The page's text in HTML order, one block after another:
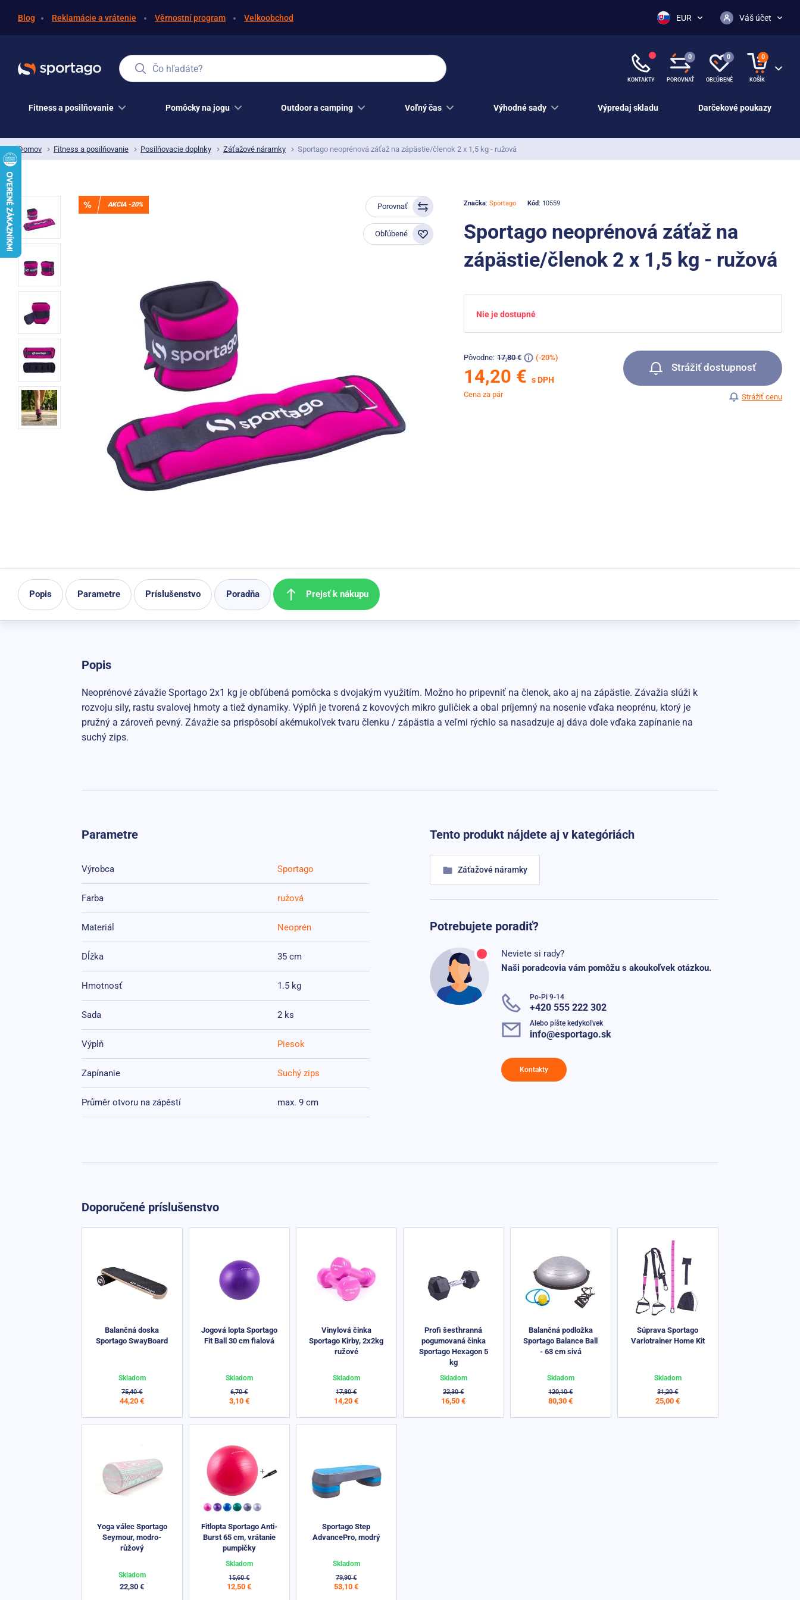
Blog Reklamácie a vrátenie Věrnostní program Velkoobchod EUR Váš účet
KONTAKTY
0
POROVNAŤ
0
OBĽÚBENÉ
0
KOŠÍK
Čo hľadáte?
Fitness a posilňovanie Pomôcky na jogu Outdoor a camping Voľný čas Výhodné sady Výpredaj skladu Darčekové poukazy
Domov Fitness a posilňovanie Posilňovacie doplnky Záťažové náramky Sportago neoprénová záťaž na zápästie/členok 2 x 1,5 kg - ružová
Značka: Sportago Kód: 10559
Sportago neoprénová záťaž na
zápästie/členok 2 x 1,5 kg - ružová
Nie je dostupné
Pôvodne: 17,80 € (-20%)
14,20 € s DPH
Cena za pár
Strážiť dostupnosť
Strážiť cenu
AKCIA -20% Porovnať
Obľúbené
Popis Parametre Príslušenstvo Poradňa Prejsť k nákupu
Popis
Neoprénové závažie Sportago 2x1 kg je obľúbená pomôcka s dvojakým využitím. Možno ho pripevniť na členok, ako aj na zápästie. Závažia slúži k
rozvoju sily, rastu svalovej hmoty a tiež dynamiky. Výplň je tvorená z kovových mikro guličiek a obal príjemný na nosenie vďaka neoprénu, ktorý je
pružný a zároveň pevný. Závažie sa prispôsobí akémukoľvek tvaru členku / zápästia a veľmi rýchlo sa nasadzuje aj dáva dole vďaka zapínanie na
suchý zips.
Parametre
Výrobca Sportago
Farba ružová
Materiál Neoprén
Dĺžka 35 cm
Hmotnosť 1.5 kg
Sada 2 ks
Výplň Piesok
Zapínanie Suchý zips
Průměr otvoru na zápěstí max. 9 cm
Tento produkt nájdete aj v kategóriách
Záťažové náramky
Potrebujete poradiť?
Neviete si rady?
Naši poradcovia vám pomôžu s akoukoľvek otázkou.
Po-Pi 9-14
+420 555 222 302
Alebo píšte kedykoľvek
info@esportago.sk
Kontakty
Doporučené príslušenstvo
Balančná doska
Sportago SwayBoard
75,40 €
44,20 €
Skladom
Jogová lopta Sportago
Fit Ball 30 cm fialová
6,70 €
3,10 €
Skladom
Vinylová činka
Sportago Kirby, 2x2kg
ružové
17,80 €
14,20 €
Skladom
Profi šesťhranná
pogumovaná činka
Sportago Hexagon 5
kg
22,30 €
16,50 €
Skladom
Balančná podložka
Sportago Balance Ball
- 63 cm sivá
120,10 €
80,30 €
Skladom
Súprava Sportago
Variotrainer Home Kit
31,20 €
25,00 €
Skladom
Yoga válec Sportago
Seymour, modro-
růžový
22,30 €
Skladom
Fitlopta Sportago Anti-
Burst 65 cm, vrátanie
pumpičky
15,60 €
12,50 €
Skladom
Sportago Step
AdvancePro, modrý
79,90 €
53,10 €
Skladom